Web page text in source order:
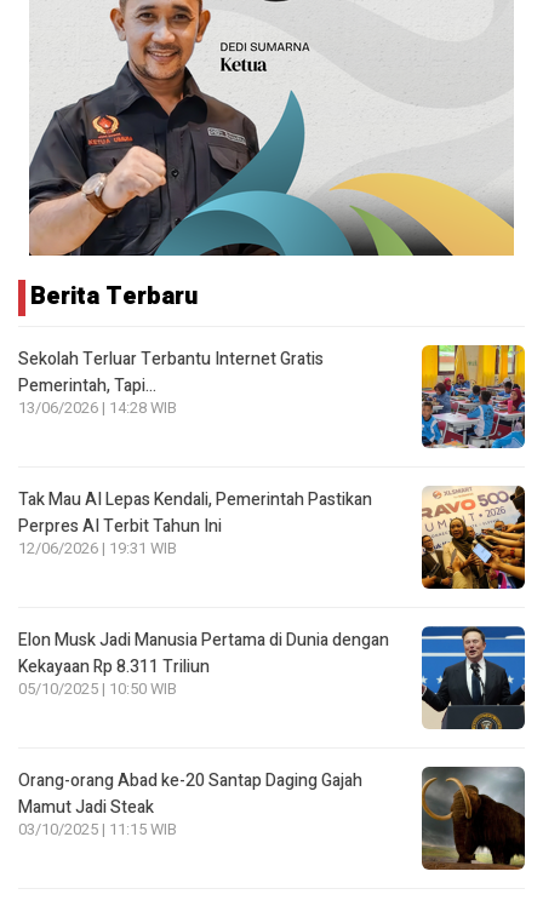
Berita Terbaru
Sekolah Terluar Terbantu Internet Gratis
Pemerintah, Tapi…
13/06/2026 | 14:28 WIB
Tak Mau AI Lepas Kendali, Pemerintah Pastikan
Perpres AI Terbit Tahun Ini
12/06/2026 | 19:31 WIB
Elon Musk Jadi Manusia Pertama di Dunia dengan
Kekayaan Rp 8.311 Triliun
05/10/2025 | 10:50 WIB
Orang-orang Abad ke-20 Santap Daging Gajah
Mamut Jadi Steak
03/10/2025 | 11:15 WIB